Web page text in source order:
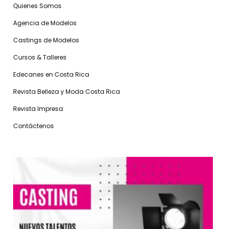
Quienes Somos
Agencia de Modelos
Castings de Modelos
Cursos & Talleres
Edecanes en Costa Rica
Revista Belleza y Moda Costa Rica
Revista Impresa
Contáctenos